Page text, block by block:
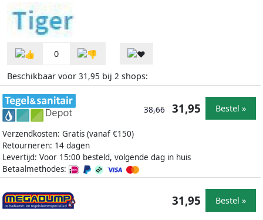
0
Beschikbaar voor 31,95 bij 2 shops:
Verzendkosten: Gratis (vanaf €150)
Retourneren: 14 dagen
Levertijd: Voor 15:00 besteld, volgende dag in huis
Betaalmethodes:
38,66 31,95 Bestel »
31,95 Bestel »